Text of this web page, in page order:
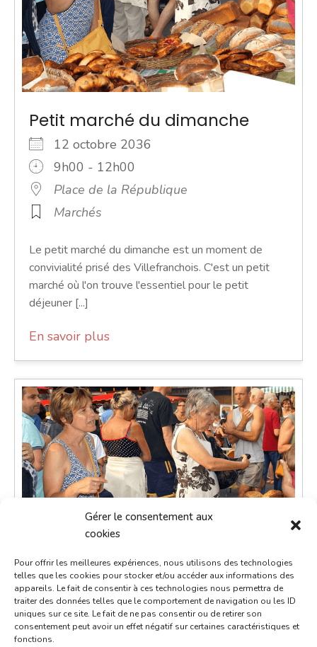
Gérer le consentement aux
cookies
Pour offrir les meilleures expériences, nous utilisons des technologies
telles que les cookies pour stocker et/ou accéder aux informations des
appareils. Le fait de consentir à ces technologies nous permettra de
traiter des données telles que le comportement de navigation ou les ID
uniques sur ce site. Le fait de ne pas consentir ou de retirer son
consentement peut avoir un effet négatif sur certaines caractéristiques et
fonctions.
Petit marché du dimanche
12 octobre 2036
9h00 - 12h00
Place de la République
Marchés
Le petit marché du dimanche est un moment de
convivialité prisé des Villefranchois. C'est un petit
marché où l'on trouve l'essentiel pour le petit
déjeuner [...]
En savoir plus
Petit marché du dimanche